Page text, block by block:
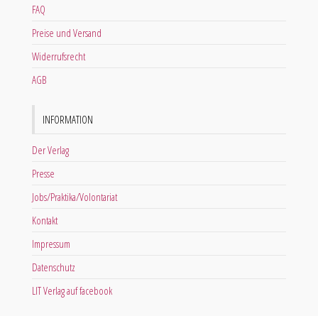
FAQ
Preise und Versand
Widerrufsrecht
AGB
INFORMATION
Der Verlag
Presse
Jobs/Praktika/Volontariat
Kontakt
Impressum
Datenschutz
LIT Verlag auf facebook